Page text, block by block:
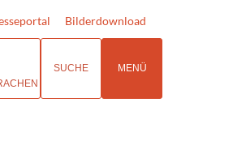
Bilderdownload
SUCHE MENÜ